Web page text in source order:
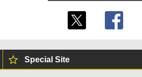
Special Site